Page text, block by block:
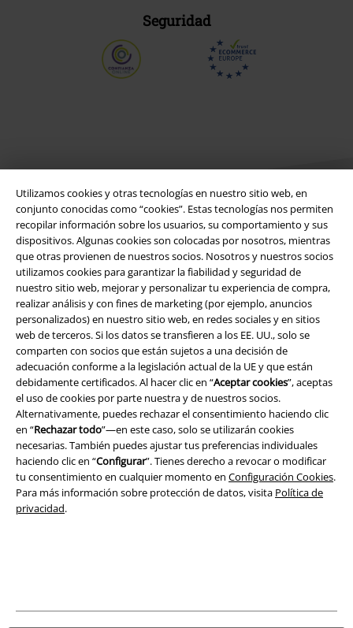
Utilizamos cookies y otras tecnologías en nuestro sitio web, en
conjunto conocidas como “cookies”. Estas tecnologías nos permiten
recopilar información sobre los usuarios, su comportamiento y sus
dispositivos. Algunas cookies son colocadas por nosotros, mientras
que otras provienen de nuestros socios. Nosotros y nuestros socios
utilizamos cookies para garantizar la fiabilidad y seguridad de
nuestro sitio web, mejorar y personalizar tu experiencia de compra,
realizar análisis y con fines de marketing (por ejemplo, anuncios
personalizados) en nuestro sitio web, en redes sociales y en sitios
web de terceros. Si los datos se transfieren a los EE. UU., solo se
comparten con socios que están sujetos a una decisión de
adecuación conforme a la legislación actual de la UE y que están
debidamente certificados. Al hacer clic en “Aceptar cookies”, aceptas
el uso de cookies por parte nuestra y de nuestros socios.
Alternativamente, puedes rechazar el consentimiento haciendo clic
en “Rechazar todo”—en este caso, solo se utilizarán cookies
necesarias. También puedes ajustar tus preferencias individuales
haciendo clic en “Configurar”. Tienes derecho a revocar o modificar
tu consentimiento en cualquier momento en Configuración Cookies.
Para más información sobre protección de datos, visita Política de
privacidad.
Seguridad
Legal
Términos y Condiciones
Aviso Legal
Ley protección de datos
Eliminación de residuos y protección del medioambiente
Declaración de Conformidad
Información sobre accesibilidad
Configuración Cookies